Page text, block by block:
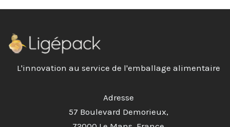
L'innovation au service de l'emballage alimentaire
Adresse
57 Boulevard Demorieux,